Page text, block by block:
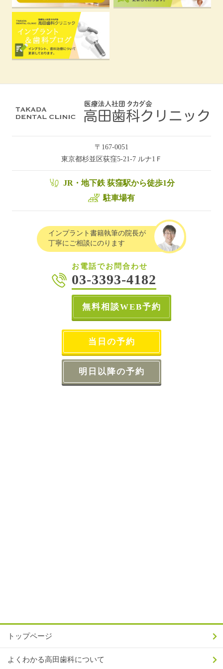
〒167-0051
東京都杉並区荻窪5-21-7 ルナ1Ｆ
JR・地下鉄 荻窪駅から徒歩1分
駐車場有
インプラント書籍執筆の院長が
丁寧にご相談にのります
お電話でお問合わせ
03-3393-4182
無料相談WEB予約
当日の予約
明日以降の予約
トップページ
よくわかる高田歯科について